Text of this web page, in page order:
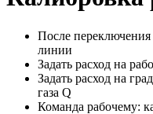
После переключения
линии
Задать расход на
Задать расход на
газа Q
Команда рабочему: